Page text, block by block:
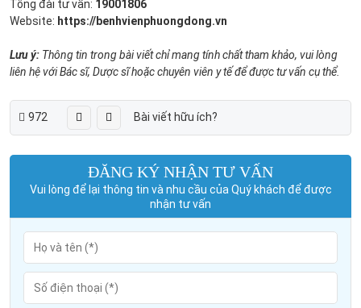
Tổng đài tư vấn: 19001806
Website: https://benhvienphuongdong.vn
Lưu ý: Thông tin trong bài viết chỉ mang tính chất tham khảo, vui lòng
liên hệ với Bác sĩ, Dược sĩ hoặc chuyên viên y tế để được tư vấn cụ thể.
972 Bài viết hữu ích?
ĐĂNG KÝ NHẬN TƯ VẤN
Vui lòng để lại thông tin và nhu cầu của Quý khách để được
nhận tư vấn